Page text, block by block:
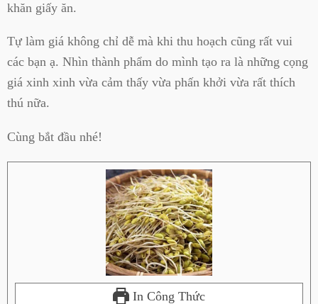
khăn giấy ăn.
Tự làm giá không chỉ dễ mà khi thu hoạch cũng rất vui
các bạn ạ. Nhìn thành phẩm do mình tạo ra là những cọng
giá xinh xinh vừa cảm thấy vừa phấn khởi vừa rất thích
thú nữa.
Cùng bắt đầu nhé!
In Công Thức